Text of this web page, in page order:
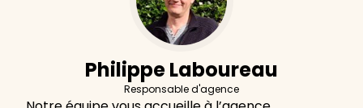
Philippe Laboureau
Responsable d'agence